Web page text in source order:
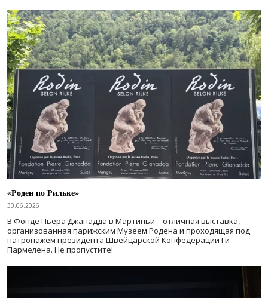
«Роден по Рильке»
30.06.2026
В Фонде Пьера Джанадда в Мартиньи – отличная выставка,
организованная парижским Музеем Родена и проходящая под
патронажем президента Швейцарской Конфедерации Ги
Пармелена. Не пропустите!